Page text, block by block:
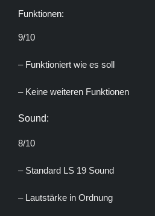
Funktionen:
9/10
– Funktioniert wie es soll
– Keine weiteren Funktionen
Sound:
8/10
– Standard LS 19 Sound
– Lautstärke in Ordnung